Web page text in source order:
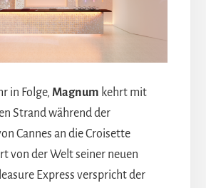
in Folge, Magnum kehrt mit
Strand während der
Cannes an die Croisette
von der Welt seiner neuen
Express verspricht der